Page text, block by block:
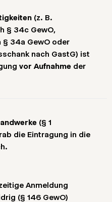
durch den
Ihnen genau,
erforderlich
bei
(bei Ausländern mit
per Post
(z. B.
§ 34c GewO,
§ 34a GewO oder
nach GastG) ist
vor Aufnahme der
(§ 1
die Eintragung in die
Anmeldung
(§ 146 GewO)